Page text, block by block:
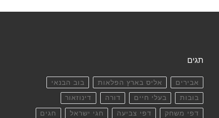
תגים
אבירים אליס בארץ הפלאות בוב הבנאי
בובות בעלי חיים דורה דינוזאור
דפי משחק דפי צביעה חגי ישראל חגים